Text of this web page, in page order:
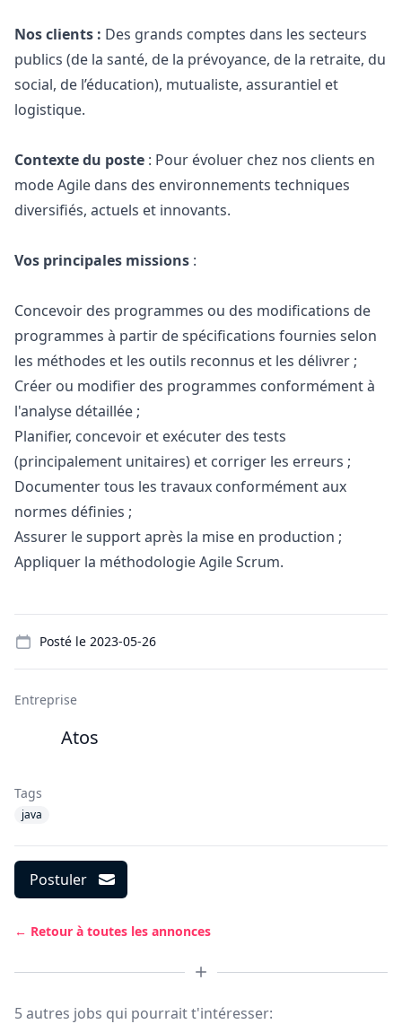
Nos clients : Des grands comptes dans les secteurs
publics (de la santé, de la prévoyance, de la retraite, du
social, de l’éducation), mutualiste, assurantiel et
logistique.
Contexte du poste : Pour évoluer chez nos clients en
mode Agile dans des environnements techniques
diversifiés, actuels et innovants.
Vos principales missions :
Concevoir des programmes ou des modifications de
programmes à partir de spécifications fournies selon
les méthodes et les outils reconnus et les délivrer ;
Créer ou modifier des programmes conformément à
l'analyse détaillée ;
Planifier, concevoir et exécuter des tests
(principalement unitaires) et corriger les erreurs ;
Documenter tous les travaux conformément aux
normes définies ;
Assurer le support après la mise en production ;
Appliquer la méthodologie Agile Scrum.
Posté le 2023-05-26
Entreprise
Atos
Tags
java
Postuler
← Retour à toutes les annonces
5 autres jobs qui pourrait t'intéresser: